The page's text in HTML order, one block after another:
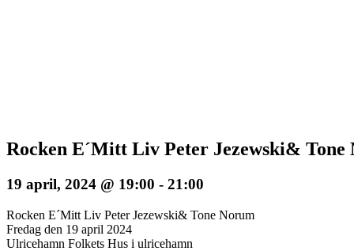
Rocken E´Mitt Liv Peter Jezewski& Tone
19 april, 2024 @ 19:00 - 21:00
Rocken E´Mitt Liv Peter Jezewski& Tone Norum
Fredag den 19 april 2024
Ulricehamn Folkets Hus i ulricehamn